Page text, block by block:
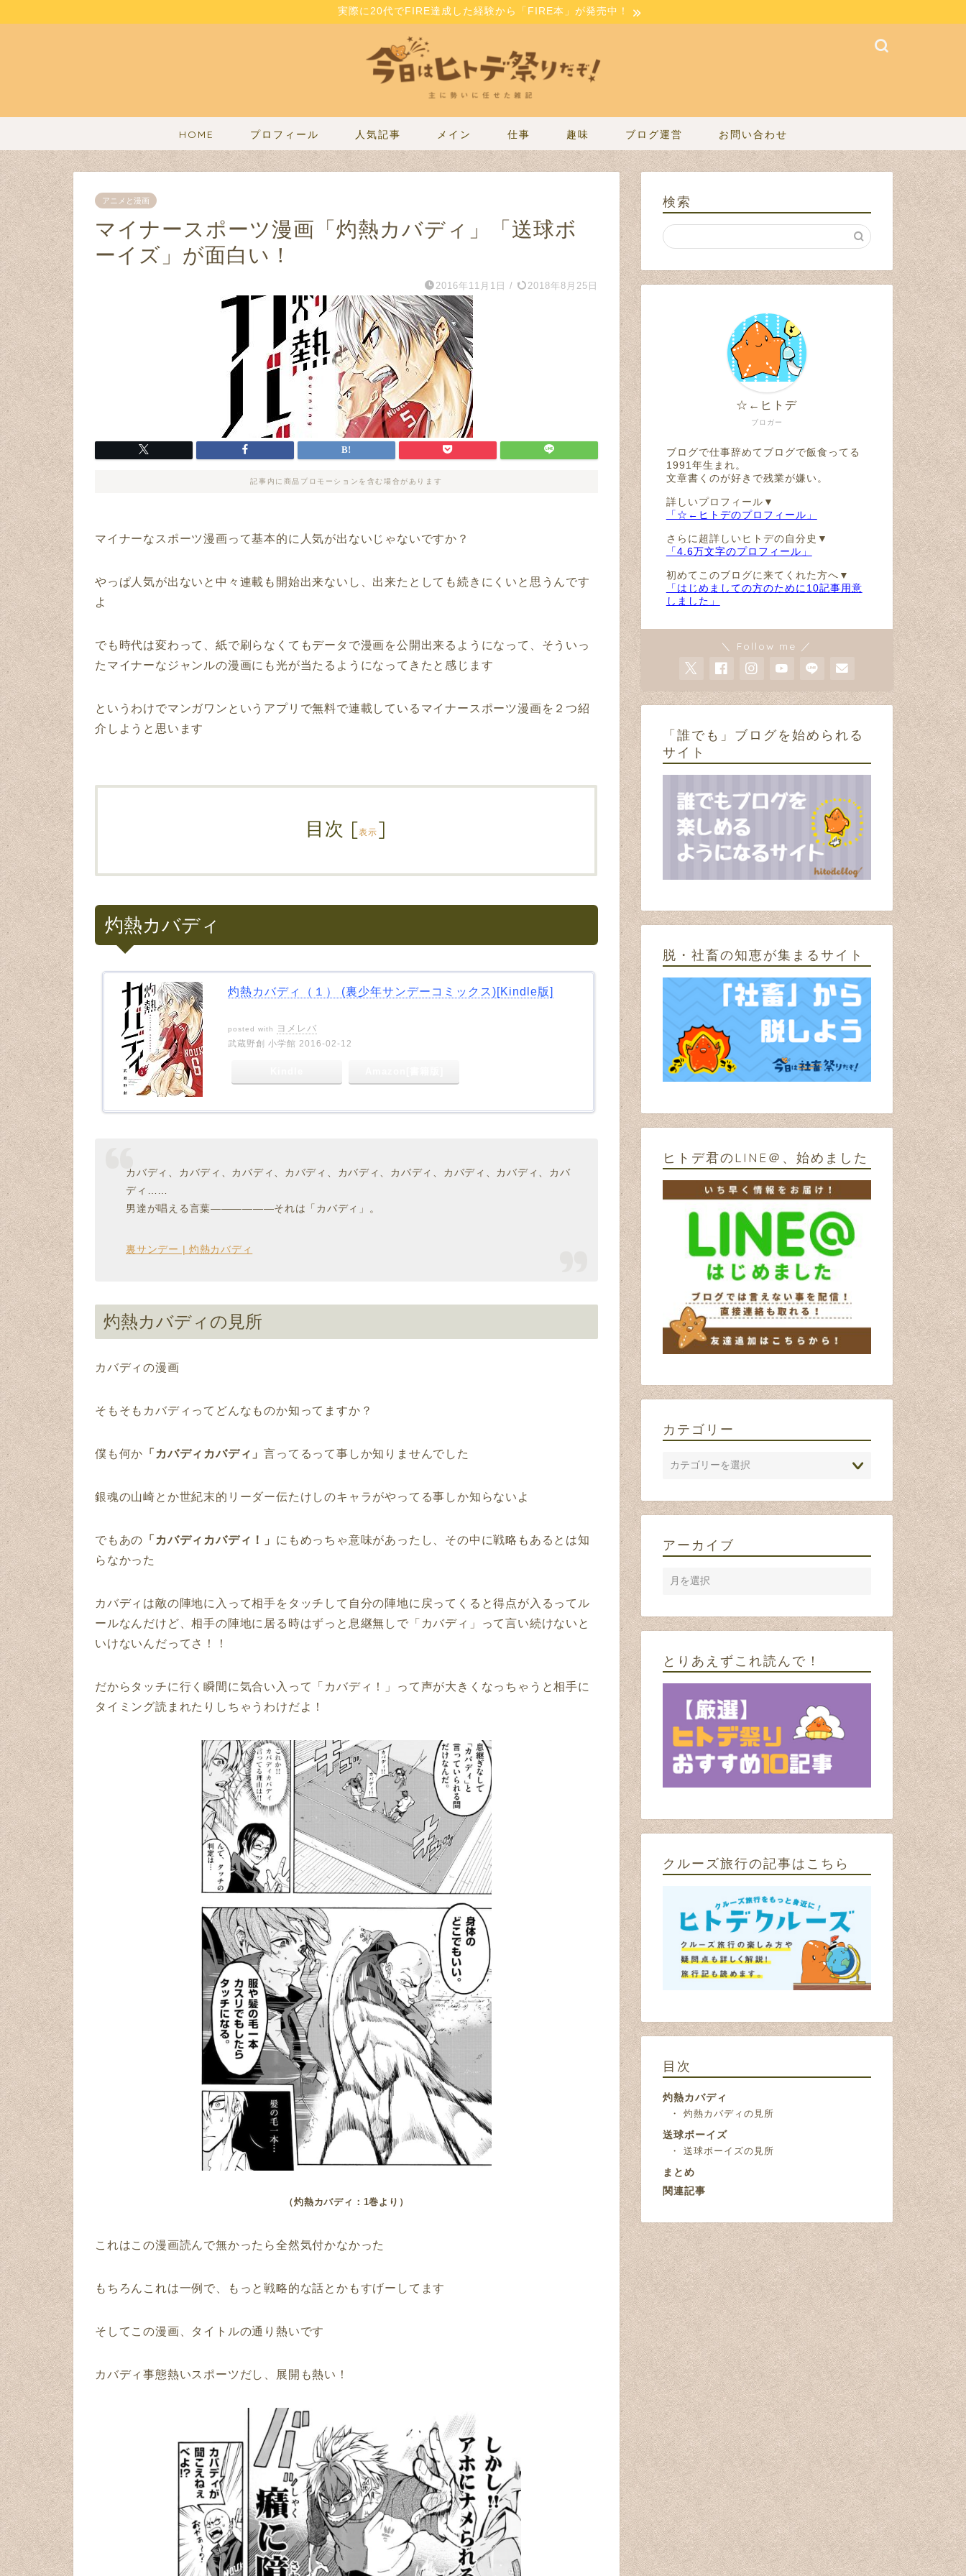
実際に20代でFIRE達成した経験から「FIRE本」が発売中！
HOME プロフィール 人気記事 メイン 仕事 趣味 ブログ運営 お問い合わせ
アニメと漫画
マイナースポーツ漫画「灼熱カバディ」「送球ボ
ーイズ」が面白い！
2016年11月1日 / 2018年8月25日
記事内に商品プロモーションを含む場合があります
マイナーなスポーツ漫画って基本的に人気が出ないじゃないですか？
やっぱ人気が出ないと中々連載も開始出来ないし、出来たとしても続きにくいと思うんです
よ
でも時代は変わって、紙で刷らなくてもデータで漫画を公開出来るようになって、そういっ
たマイナーなジャンルの漫画にも光が当たるようになってきたと感じます
というわけでマンガワンというアプリで無料で連載しているマイナースポーツ漫画を２つ紹
介しようと思います
目次 [表示 ]
灼熱カバディ
灼熱カバディ（１） (裏少年サンデーコミックス)[Kindle版]
posted with ヨメレバ
武蔵野創 小学館 2016-02-12
カバディ、カバディ、カバディ、カバディ、カバディ、カバディ、カバディ、カバディ、カバ
ディ……
男達が唱える言葉――――――それは「カバディ」。
裏サンデー | 灼熱カバディ
灼熱カバディの見所
カバディの漫画
そもそもカバディってどんなものか知ってますか？
僕も何か 「カバディカバディ」言ってるって事しか知りませんでした
銀魂の山崎とか世紀末的リーダー伝たけしのキャラがやってる事しか知らないよ
でもあの 「カバディカバディ！」 にもめっちゃ意味があったし、その中に戦略もあるとは知
らなかった
カバディは敵の陣地に入って相手をタッチして自分の陣地に戻ってくると得点が入るってル
ールなんだけど、相手の陣地に居る時はずっと息継無しで「カバディ」って言い続けないと
いけないんだってさ！！
だからタッチに行く瞬間に気合い入って「カバディ！」って声が大きくなっちゃうと相手に
タイミング読まれたりしちゃうわけだよ！
（灼熱カバディ：1巻より）
これはこの漫画読んで無かったら全然気付かなかった
もちろんこれは一例で、もっと戦略的な話とかもすげーしてます
そしてこの漫画、タイトルの通り熱いです
カバディ事態熱いスポーツだし、展開も熱い！
検索
ブロガー
☆←ヒトデ
ブログで仕事辞めてブログで飯食ってる
1991年生まれ。
文章書くのが好きで残業が嫌い。
詳しいプロフィール▼
「☆←ヒトデのプロフィール」
さらに超詳しいヒトデの自分史▼
「4.6万文字のプロフィール」
初めてこのブログに来てくれた方へ▼
「はじめましての方のために10記事用意
しました」
＼ Follow me ／
「誰でも」ブログを始められる
サイト
脱・社畜の知恵が集まるサイト
ヒトデ君のLINE＠、始めました
カテゴリー
アーカイブ
とりあえずこれ読んで！
クルーズ旅行の記事はこちら
目次
灼熱カバディ
灼熱カバディの見所
送球ボーイズ
送球ボーイズの見所
まとめ
関連記事